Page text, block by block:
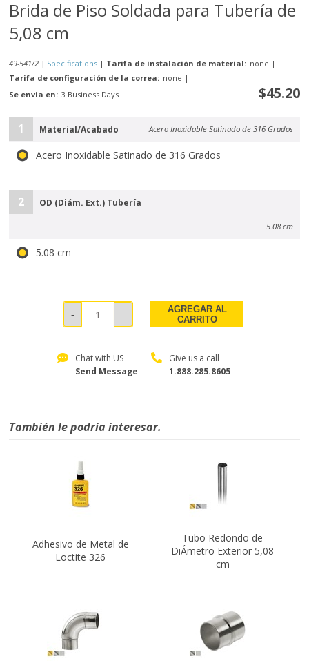
Brida de Piso Soldada para Tubería de
5,08 cm
49-541/2 | Specifications | Tarifa de instalación de material: none |
Tarifa de configuración de la correa: none |
Se envia en: 3 Business Days | $45.20
1 Material/Acabado Acero Inoxidable Satinado de 316 Grados
Acero Inoxidable Satinado de 316 Grados
2 OD (Diám. Ext.) Tubería
5.08 cm
5.08 cm
AGREGAR AL
CARRITO
Chat with US
Send Message
Give us a call
1.888.285.8605
También le podría interesar.
Adhesivo de Metal de
Loctite 326
Tubo Redondo de
DiÁmetro Exterior 5,08
cm